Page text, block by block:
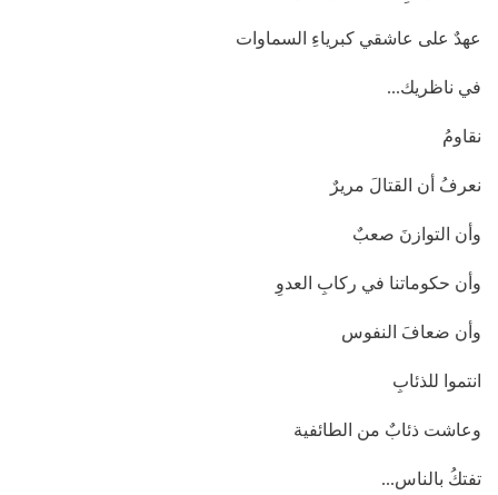
عهدٌ على عاشقي كبرياءِ السماوات
في ناظريك...
نقاومُ
نعرفُ أن القتالَ مريرٌ
وأن التوازنَ صعبٌ
وأن حكوماتنا في ركابِ العدوِ
وأن ضعافَ النفوس
انتموا للذئابِ
وعاشت ذئابٌ من الطائفية
تفتكُ بالناس...